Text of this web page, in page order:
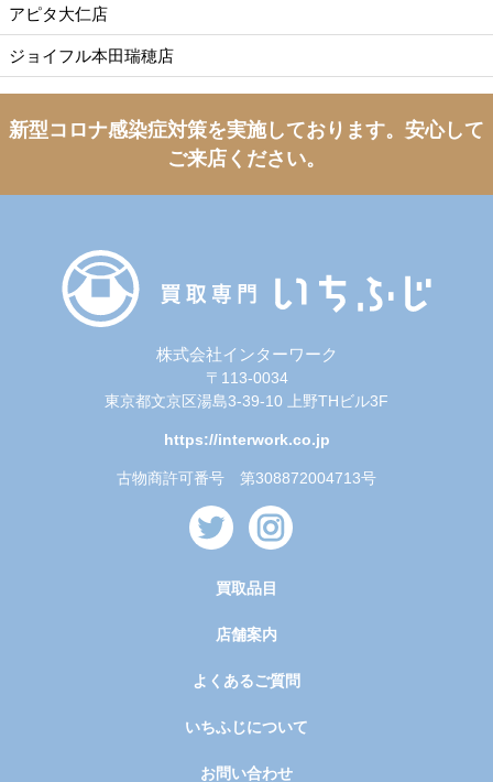
アピタ大仁店
ジョイフル本田瑞穂店
新型コロナ感染症対策を実施しております。 安心して
ご来店ください。
株式会社インターワーク
〒113-0034
東京都文京区湯島3-39-10 上野THビル3F
https://interwork.co.jp
古物商許可番号 第308872004713号
買取品目
店舗案内
よくあるご質問
いちふじについて
お問い合わせ